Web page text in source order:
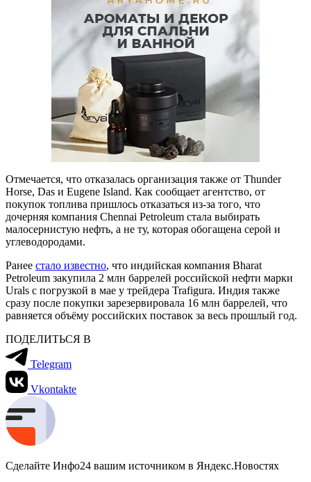
Отмечается, что отказалась организация также от Thunder
Horse, Das и Eugene Island. Как сообщает агентство, от
покупок топлива пришлось отказаться из-за того, что
дочерняя компания Chennai Petroleum стала выбирать
малосернистую нефть, а не ту, которая обогащена серой и
углеводородами.
Ранее стало известно, что индийская компания Bharat
Petroleum закупила 2 млн баррелей российской нефти марки
Urals с погрузкой в мае у трейдера Trafigura. Индия также
сразу после покупки зарезервировала 16 млн баррелей, что
равняется объёму российских поставок за весь прошлый год.
ПОДЕЛИТЬСЯ В
Telegram
Vkontakte
Сделайте Инфо24 вашим источником в Яндекс.Новостях